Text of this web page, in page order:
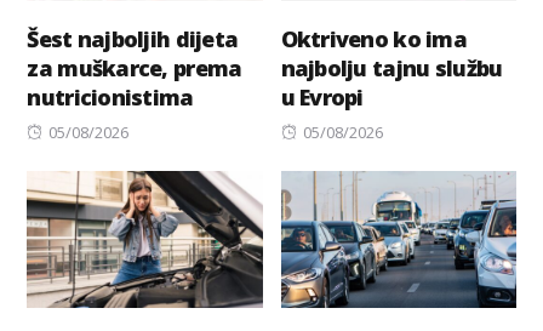
Šest najboljih dijeta
za muškarce, prema
nutricionistima
Posted
05/08/2026
Oktriveno ko ima
najbolju tajnu službu
u Evropi
Posted
05/08/2026